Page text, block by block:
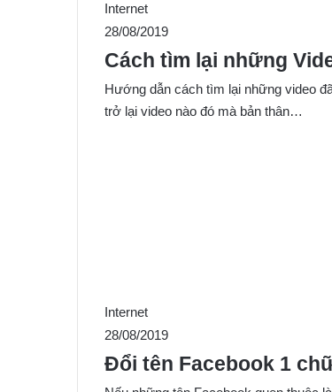
Internet
28/08/2019
Cách tìm lại những
Hướng dẫn cách tìm lại những video
trở lại video nào đó mà bản thân…
Internet
28/08/2019
Đổi tên Facebook 1